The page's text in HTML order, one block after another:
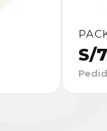
S/